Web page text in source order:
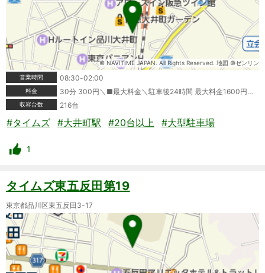
© NAVITIME JAPAN. All Rights Reserved. 地図 ©ゼンリン
営業時間
08:30-02:00
料金 30分 300円＼■最大料金＼駐車後24時間 最大料金1600円＼領収書発行:可＼ポイントカード利用可＼クレジットカード利用可＼タイムズビジネスカード利用可＼＼※情報が変更されている場合もありますので、ご利用の際は必ず現地の表記をご確認ください。
収容台数 216台
#タイムズ #大井町駅 #20台以上 #大型駐車場
1
タイムズ東五反田第19
東京都品川区東五反田3-17